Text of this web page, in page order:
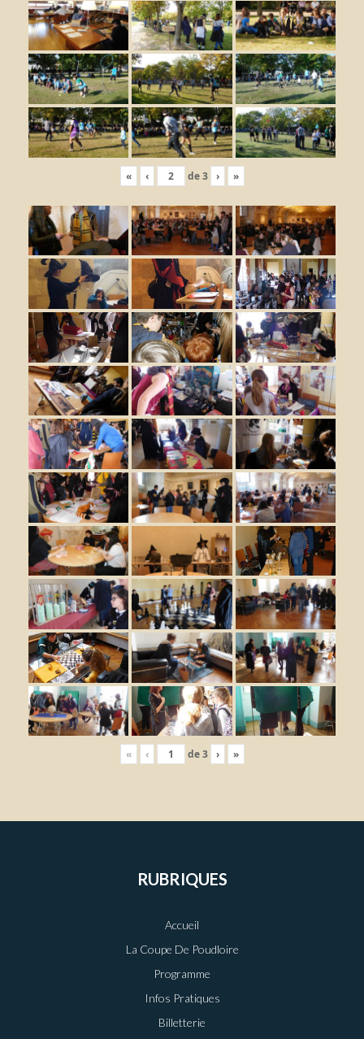
« ‹ de3 › »
« ‹ de3 › »
RUBRIQUES
Accueil
La Coupe De Poudloire
Programme
Infos Pratiques
Billetterie